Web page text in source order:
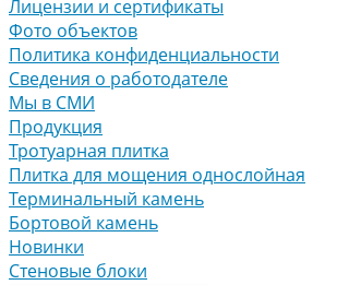
Лицензии и сертификаты
Фото объектов
Политика конфиденциальности
Сведения о работодателе
Мы в СМИ
Продукция
Тротуарная плитка
Плитка для мощения однослойная
Терминальный камень
Бортовой камень
Новинки
Стеновые блоки